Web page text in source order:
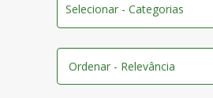
Selecionar - Categorias